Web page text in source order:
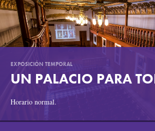
EXPOSICIÓN TEMPORAL
UN PALACIO PARA
Horario normal.